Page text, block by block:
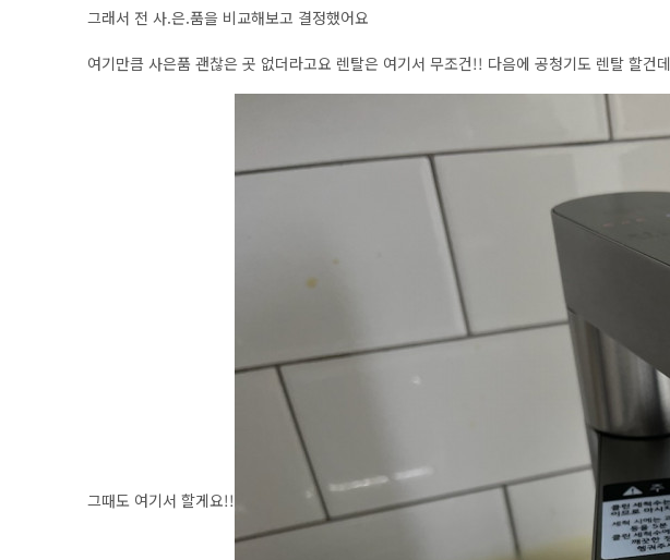
그래서 전 사.은.품을 비교해보고 결정했어요
여기만큼 사은품 괜찮은 곳 없더라고요 렌탈은 여기서 무조건!! 다음에 공청기도 렌탈 할건데
그때도 여기서 할게요!!